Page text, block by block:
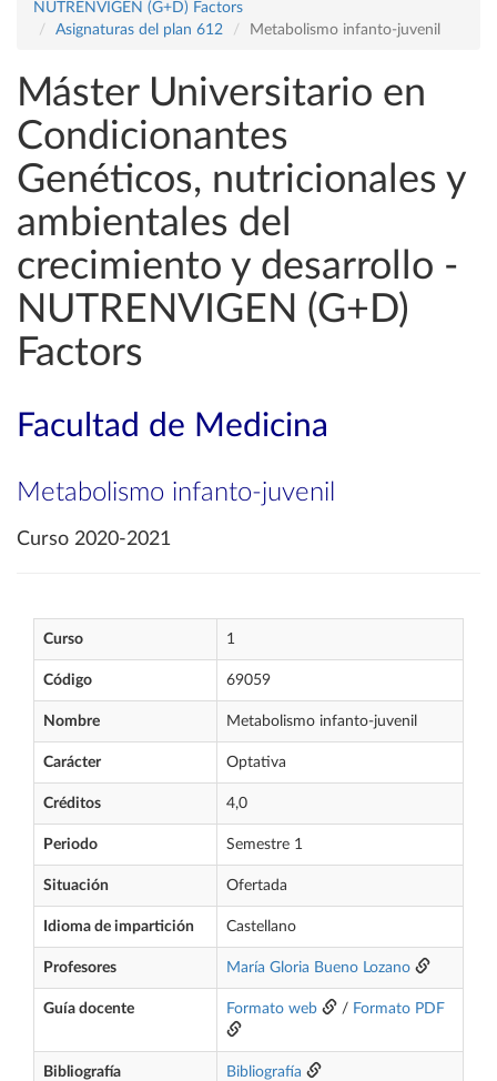
NUTRENVIGEN (G+D) Factors
Asignaturas del plan 612
Metabolismo infanto-juvenil
Máster Universitario en
Condicionantes
Genéticos, nutricionales y
ambientales del
crecimiento y desarrollo -
NUTRENVIGEN (G+D)
Factors
Facultad de Medicina
Metabolismo infanto-juvenil
Curso 2020-2021
Curso 1
Código 69059
Nombre Metabolismo infanto-juvenil
Carácter Optativa
Créditos 4,0
Periodo Semestre 1
Situación Ofertada
Idioma de impartición Castellano
Profesores María Gloria Bueno Lozano
Guía docente Formato web / Formato PDF
Bibliografía
Bibliografía